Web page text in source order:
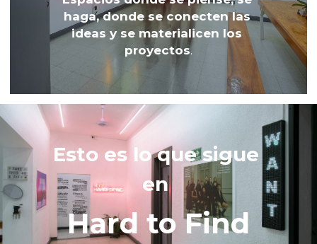
haga, donde se conecten las
ideas y se materialicen los
proyectos.
Esto es lo que sigue
en
Hard to Find